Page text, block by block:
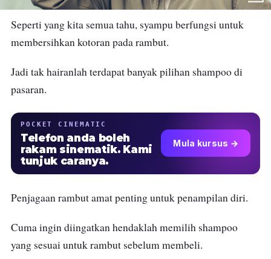
Seperti yang kita semua tahu, syampu berfungsi untuk
membersihkan kotoran pada rambut.
Jadi tak hairanlah terdapat banyak pilihan shampoo di
pasaran.
POCKET CINEMATIC
Telefon anda boleh
rakam sinematik. Kami
tunjuk caranya.
Mula kursus →
Penjagaan rambut amat penting untuk penampilan diri.
Cuma ingin diingatkan hendaklah memilih shampoo
yang sesuai untuk rambut sebelum membeli.